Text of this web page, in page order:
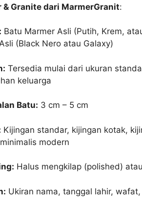
& Granite dari MarmerGranit:
Batu Marmer Asli (Putih, Krem,
(Black Nero atau Galaxy)
Tersedia mulai dari ukuran
keluarga
Batu: 3 cm – 5 cm
Kijingan standar, kijingan kotak,
modern
Halus mengkilap (polished)
Ukiran nama, tanggal lahir,